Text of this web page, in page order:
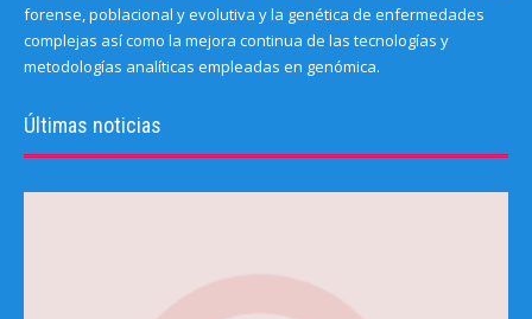
forense, poblacional y evolutiva y la genética de enfermedades
complejas así como la mejora continua de las tecnologías y
metodologías analíticas empleadas en genómica.
Últimas noticias